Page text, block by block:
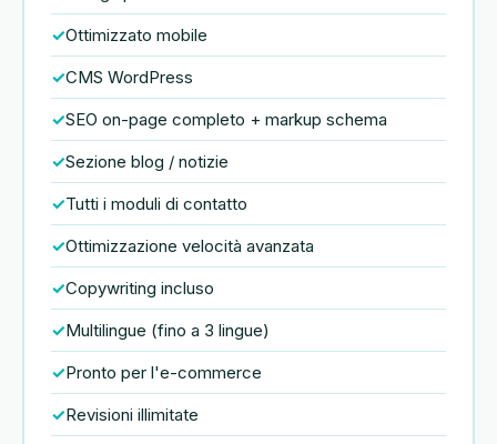
Ottimizzato mobile
CMS WordPress
SEO on-page completo + markup schema
Sezione blog / notizie
Tutti i moduli di contatto
Ottimizzazione velocità avanzata
Copywriting incluso
Multilingue (fino a 3 lingue)
Pronto per l'e-commerce
Revisioni illimitate